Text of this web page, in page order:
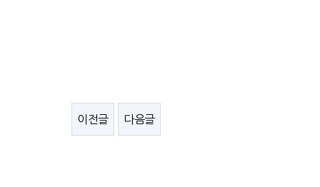
이전글 다음글